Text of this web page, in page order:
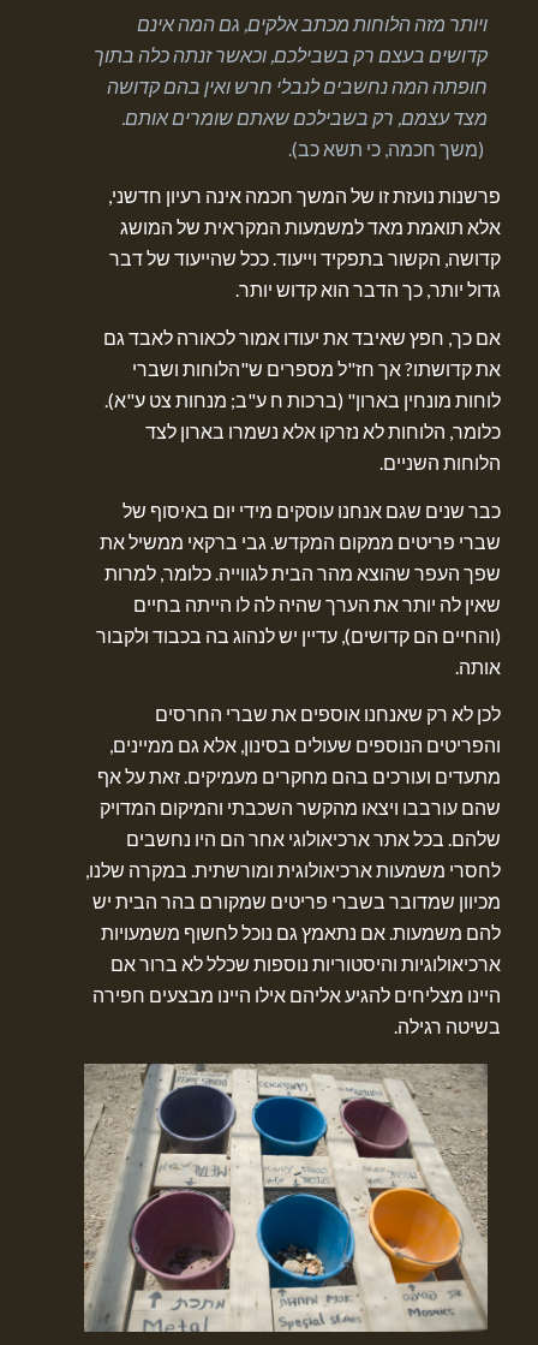
ויותר מזה הלוחות מכתב אלקים, גם המה אינם
קדושים בעצם רק בשבילכם, וכאשר זנתה כלה בתוך
חופתה המה נחשבים לנבלי חרש ואין בהם קדושה
מצד עצמם, רק בשבילכם שאתם שומרים אותם.
(משך חכמה, כי תשא כב).
פרשנות נועזת זו של המשך חכמה אינה רעיון חדשני,
אלא תואמת מאד למשמעות המקראית של המושג
קדושה, הקשור בתפקיד וייעוד. ככל שהייעוד של דבר
גדול יותר, כך הדבר הוא קדוש יותר.
אם כך, חפץ שאיבד את יעודו אמור לכאורה לאבד גם
את קדושתו? אך חז"ל מספרים ש"הלוחות ושברי
לוחות מונחין בארון" (ברכות ח ע"ב; מנחות צט ע"א).
כלומר, הלוחות לא נזרקו אלא נשמרו בארון לצד
הלוחות השניים.
כבר שנים שגם אנחנו עוסקים מידי יום באיסוף של
שברי פריטים ממקום המקדש. גבי ברקאי ממשיל את
שפך העפר שהוצא מהר הבית לגווייה. כלומר, למרות
שאין לה יותר את הערך שהיה לה לו הייתה בחיים
(והחיים הם קדושים), עדיין יש לנהוג בה בכבוד ולקבור
אותה.
לכן לא רק שאנחנו אוספים את שברי החרסים
והפריטים הנוספים שעולים בסינון, אלא גם ממיינים,
מתעדים ועורכים בהם מחקרים מעמיקים. זאת על אף
שהם עורבבו ויצאו מהקשר השכבתי והמיקום המדויק
שלהם. בכל אתר ארכיאולוגי אחר הם היו נחשבים
לחסרי משמעות ארכיאולוגית ומורשתית. במקרה שלנו,
מכיוון שמדובר בשברי פריטים שמקורם בהר הבית יש
להם משמעות. אם נתאמץ גם נוכל לחשוף משמעויות
ארכיאולוגיות והיסטוריות נוספות שכלל לא ברור אם
היינו מצליחים להגיע אליהם אילו היינו מבצעים חפירה
בשיטה רגילה.